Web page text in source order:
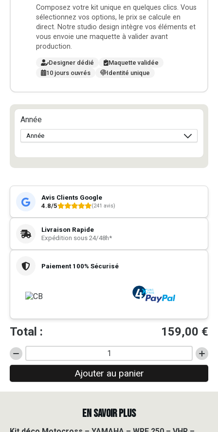
Composez votre kit unique en quelques clics. Vous
sélectionnez vos options, le prix se calcule en
direct. Notre studio design intègre vos éléments et
vous envoie une maquette à valider avant
production.
Designer dédié
Maquette validée
10 jours ouvrés
Identité unique
Année
Avis Clients Google
4.8/5
(241 avis)
Livraison Rapide
Expédition sous 24/48h*
Paiement 100% Sécurisé
Total : 159,00 €
quantité
de
Motocross
Ajouter au panier
EN SAVOIR PLUS